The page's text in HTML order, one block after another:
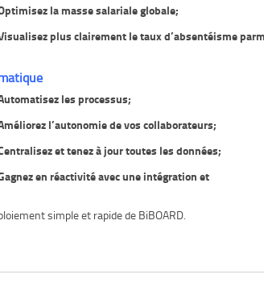
la masse salariale globale;
plus clairement le taux d’absentéisme
les processus;
l’autonomie de vos collaborateurs;
et tenez à jour toutes les données;
en réactivité avec une intégration et
simple et rapide de BiBOARD.